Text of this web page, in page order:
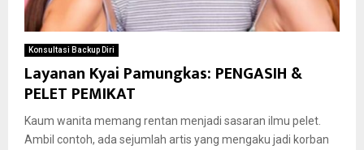
Konsultasi Backup Diri
Layanan Kyai Pamungkas: PENGASIH &
PELET PEMIKAT
Kaum wanita memang rentan menjadi sasaran ilmu pelet.
Ambil contoh, ada sejumlah artis yang mengaku jadi korban